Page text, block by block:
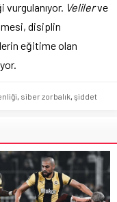
Velilerve
disiplin
eğitime olan
, siber zorbalık, şiddet